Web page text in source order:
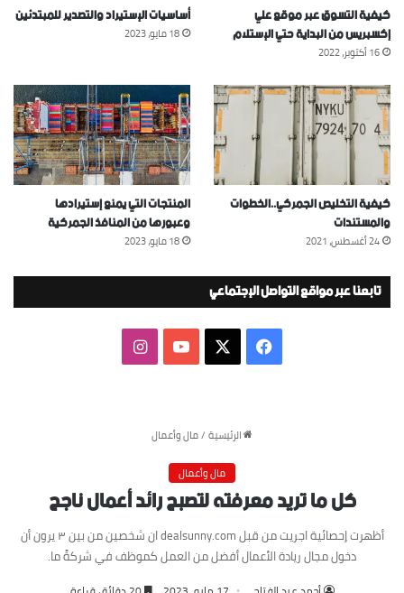
كيفية التسوق عبر موقع علي
إكسبريس من البداية حتي الإستلام
16 أكتوبر، 2022
أساسيات الإستيراد والتصدير للمبتدئين
18 مايو، 2023
كيفية التخليص الجمركي..الخطوات
والمستندات
24 أغسطس، 2021
المنتجات التي يمنع إستيرادها
وعبورها من المنافذ الجمركية
18 مايو، 2023
تابعنا عبر مواقع التواصل الإجتماعي
فيسبوك ‫YouTubeانستقرام